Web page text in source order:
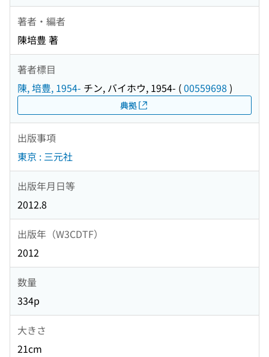
著者・編者
陳培豊 著
著者標目
陳, 培豊, 1954- チン, バイホウ, 1954- (00559698 )
典拠
出版事項
東京 : 三元社
出版年月日等
2012.8
出版年（W3CDTF）
2012
数量
334p
大きさ
21cm